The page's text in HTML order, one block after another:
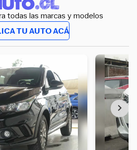
todas las marcas y modelos
TU AUTO ACÁ